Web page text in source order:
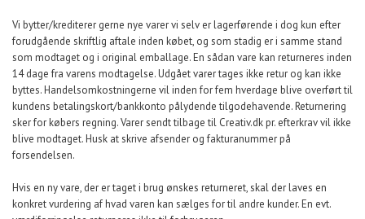
Vi bytter/krediterer gerne nye varer vi selv er lagerførende i dog kun efter
forudgående skriftlig aftale inden købet, og som stadig er i samme stand
som modtaget og i original emballage. En sådan vare kan returneres inden
14 dage fra varens modtagelse. Udgået varer tages ikke retur og kan ikke
byttes. Handelsomkostningerne vil inden for fem hverdage blive overført til
kundens betalingskort/bankkonto pålydende tilgodehavende. Returnering
sker for købers regning. Varer sendt tilbage til Creativ.dk pr. efterkrav vil ikke
blive modtaget. Husk at skrive afsender og fakturanummer på
forsendelsen.
Hvis en ny vare, der er taget i brug ønskes returneret, skal der laves en
konkret vurdering af hvad varen kan sælges for til andre kunder. En evt.